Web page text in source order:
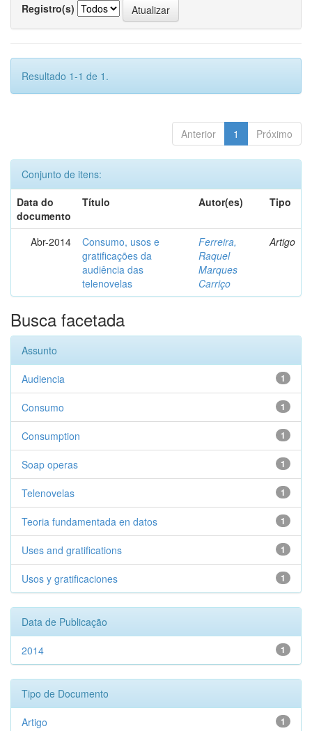
Registro(s)
Resultado 1-1 de 1.
Anterior 1 Próximo
Conjunto de itens:
Data do
documento
Título Autor(es) Tipo
Abr-2014
Consumo, usos e
gratificações da
audiência das
telenovelas
Ferreira,
Raquel
Marques
Carriço
Artigo
Busca facetada
Assunto
1
Audiencia
1
Consumo
1
Consumption
1
Soap operas
1
Telenovelas
1
Teoria fundamentada en datos
1
Uses and gratifications
1
Usos y gratificaciones
Data de Publicação
1
2014
Tipo de Documento
1
Artigo